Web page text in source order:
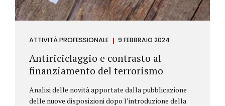
ATTIVITÀ PROFESSIONALE 9 FEBBRAIO 2024
Antiriciclaggio e contrasto al
finanziamento del terrorismo
Analisi delle novità apportate dalla pubblicazione
delle nuove disposizioni dopo l’introduzione della